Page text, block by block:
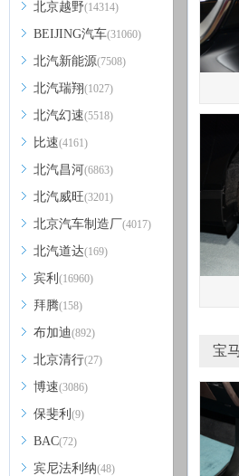
北京越野(14314)
BEIJING汽车(31060)
北汽新能源(7508)
北汽瑞翔(1027)
北汽幻速(5518)
比速(4161)
北汽昌河(6863)
北汽威旺(3201)
北京汽车制造厂(4017)
北汽道达(169)
宾利 (16960)
拜腾(158)
布加迪(892)
北京清行(27)
博速(3086)
保斐利 (9)
BAC(72)
宾尼法利纳(48)
宝